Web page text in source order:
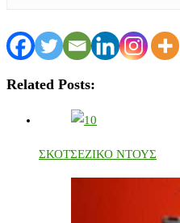
Related Posts:
ΣΚΟΤΣΕΖΙΚΟ ΝΤΟΥΣ